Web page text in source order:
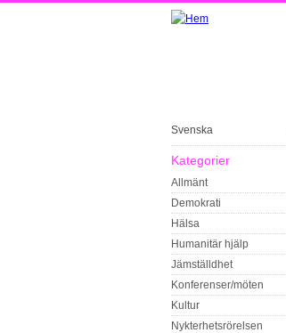
Svenska
Kategorier
Allmänt
Demokrati
Hälsa
Humanitär hjälp
Jämställdhet
Konferenser/möten
Kultur
Nykterhetsrörelsen